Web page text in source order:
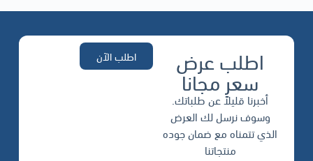
اطلب عرض
سعر مجانا
أخبرنا قليلاً عن طلباتك.
وسوف نرسل لك العرض
الذي تتمناه مع ضمان جوده
منتجاتنا
اطلب الآن